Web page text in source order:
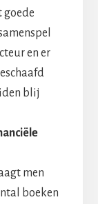
goede
en er
blij
men
boeken